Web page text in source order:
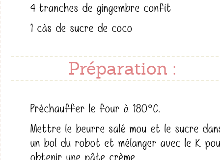
4 tranches de gingembre confit
1 càs de sucre de coco
Préparation :
Préchauffer le four à 180°C.
Mettre le beurre salé mou et le sucre
un bol du robot et mélanger avec le K